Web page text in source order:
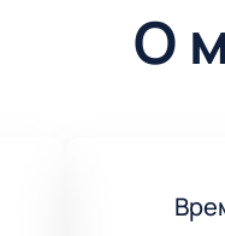
О